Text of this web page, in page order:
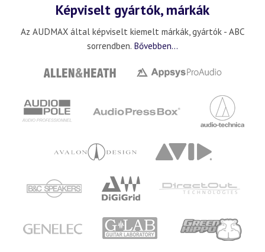
Képviselt gyártók, márkák
Az AUDMAX által képviselt kiemelt márkák, gyártók - ABC
sorrendben. Bővebben...